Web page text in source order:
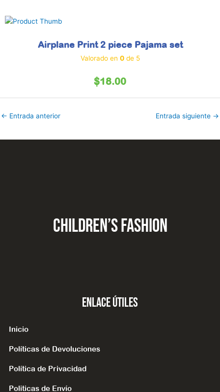
Airplane Print 2 piece Pajama set
Valorado en 0de 5
$18.00
← Entrada anterior Entrada siguiente →
CHILDREN’S fashion
Enlace Útiles
Inicio
Políticas de Devoluciones
Política de Privacidad
Politicas de Envío